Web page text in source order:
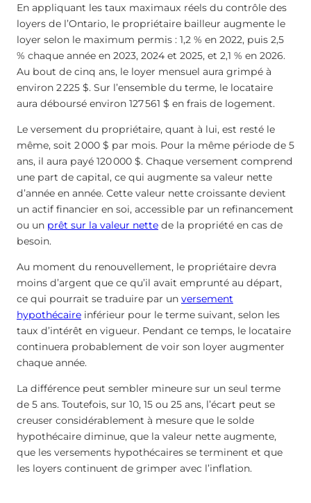
En appliquant les taux maximaux réels du contrôle des
loyers de l’Ontario, le propriétaire bailleur augmente le
loyer selon le maximum permis : 1,2 % en 2022, puis 2,5
% chaque année en 2023, 2024 et 2025, et 2,1 % en 2026.
Au bout de cinq ans, le loyer mensuel aura grimpé à
environ 2 225 $. Sur l’ensemble du terme, le locataire
aura déboursé environ 127 561 $ en frais de logement.
Le versement du propriétaire, quant à lui, est resté le
même, soit 2 000 $ par mois. Pour la même période de 5
ans, il aura payé 120 000 $. Chaque versement comprend
une part de capital, ce qui augmente sa valeur nette
d’année en année. Cette valeur nette croissante devient
un actif financier en soi, accessible par un refinancement
ou un prêt sur la valeur nette de la propriété en cas de
besoin.
Au moment du renouvellement, le propriétaire devra
moins d’argent que ce qu’il avait emprunté au départ,
ce qui pourrait se traduire par un versement
hypothécaire inférieur pour le terme suivant, selon les
taux d’intérêt en vigueur. Pendant ce temps, le locataire
continuera probablement de voir son loyer augmenter
chaque année.
La différence peut sembler mineure sur un seul terme
de 5 ans. Toutefois, sur 10, 15 ou 25 ans, l’écart peut se
creuser considérablement à mesure que le solde
hypothécaire diminue, que la valeur nette augmente,
que les versements hypothécaires se terminent et que
les loyers continuent de grimper avec l’inflation.